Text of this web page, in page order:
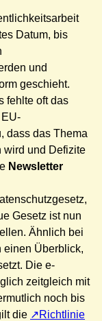
Datum, bis
und
geschieht.
fehlte oft das
dass das Thema
wird und Defizite
Newsletter
Gesetz ist nun
Ähnlich bei
einen Überblick,
Die e-
zeitgleich mit
noch bis
die
Richtlinie